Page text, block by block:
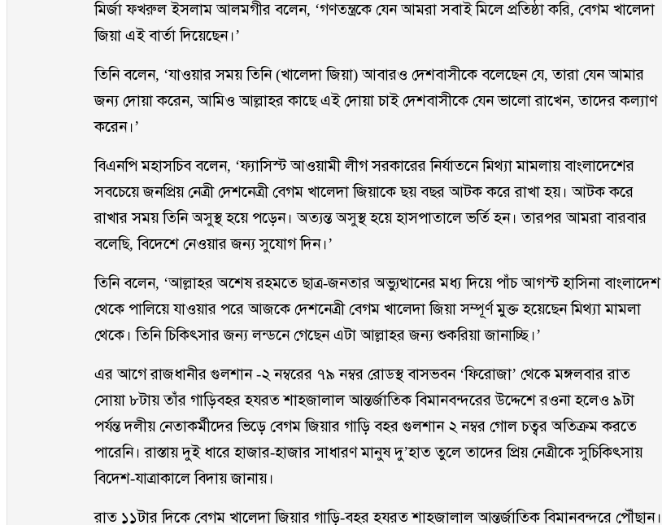
মির্জা ফখরুল ইসলাম আলমগীর বলেন, ‘গণতন্ত্রকে যেন আমরা সবাই মিলে প্রতিষ্ঠা করি, বেগম খালেদা
জিয়া এই বার্তা দিয়েছেন।’
তিনি বলেন, ‘যাওয়ার সময় তিনি (খালেদা জিয়া) আবারও দেশবাসীকে বলেছেন যে, তারা যেন আমার
জন্য দোয়া করেন, আমিও আল্লাহর কাছে এই দোয়া চাই দেশবাসীকে যেন ভালো রাখেন, তাদের কল্যাণ
করেন।’
বিএনপি মহাসচিব বলেন, ‘ফ্যাসিস্ট আওয়ামী লীগ সরকারের নির্যাতনে মিথ্যা মামলায় বাংলাদেশের
সবচেয়ে জনপ্রিয় নেত্রী দেশনেত্রী বেগম খালেদা জিয়াকে ছয় বছর আটক করে রাখা হয়। আটক করে
রাখার সময় তিনি অসুস্থ হয়ে পড়েন। অত্যন্ত অসুস্থ হয়ে হাসপাতালে ভর্তি হন। তারপর আমরা বারবার
বলেছি, বিদেশে নেওয়ার জন্য সুযোগ দিন।’
তিনি বলেন, ‘আল্লাহর অশেষ রহমতে ছাত্র-জনতার অভ্যুত্থানের মধ্য দিয়ে পাঁচ আগস্ট হাসিনা বাংলাদেশ
থেকে পালিয়ে যাওয়ার পরে আজকে দেশনেত্রী বেগম খালেদা জিয়া সম্পূর্ণ মুক্ত হয়েছেন মিথ্যা মামলা
থেকে। তিনি চিকিৎসার জন্য লন্ডনে গেছেন এটা আল্লাহর জন্য শুকরিয়া জানাচ্ছি।’
এর আগে রাজধানীর গুলশান -২ নম্বরের ৭৯ নম্বর রোডস্থ বাসভবন ‘ফিরোজা’ থেকে মঙ্গলবার রাত
সোয়া ৮টায় তাঁর গাড়িবহর হযরত শাহজালাল আন্তর্জাতিক বিমানবন্দরের উদ্দেশে রওনা হলেও ৯টা
পর্যন্ত দলীয় নেতাকর্মীদের ভিড়ে বেগম জিয়ার গাড়ি বহর গুলশান ২ নম্বর গোল চত্বর অতিক্রম করতে
পারেনি। রাস্তায় দুই ধারে হাজার-হাজার সাধারণ মানুষ দু’হাত তুলে তাদের প্রিয় নেত্রীকে সুচিকিৎসায়
বিদেশ-যাত্রাকালে বিদায় জানায়।
রাত ১১টার দিকে বেগম খালেদা জিয়ার গাড়ি-বহর হযরত শাহজালাল আন্তর্জাতিক বিমানবন্দরে পৌঁছান।